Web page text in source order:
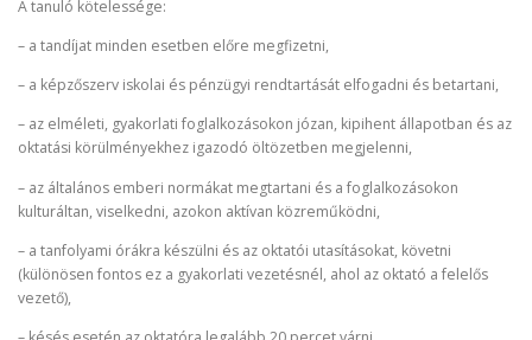
A tanuló kötelessége:
– a tandíjat minden esetben előre megfizetni,
– a képzőszerv iskolai és pénzügyi rendtartását elfogadni és betartani,
– az elméleti, gyakorlati foglalkozásokon józan, kipihent állapotban és az
oktatási körülményekhez igazodó öltözetben megjelenni,
– az általános emberi normákat megtartani és a foglalkozásokon
kulturáltan, viselkedni, azokon aktívan közreműködni,
– a tanfolyami órákra készülni és az oktatói utasításokat, követni
(különösen fontos ez a gyakorlati vezetésnél, ahol az oktató a felelős
vezető),